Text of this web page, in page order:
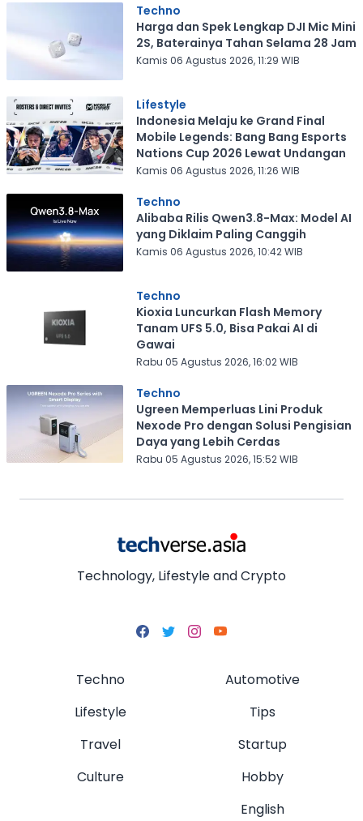
Techno
Harga dan Spek Lengkap DJI Mic Mini
2S, Baterainya Tahan Selama 28 Jam
Kamis 06 Agustus 2026, 11:29 WIB
Lifestyle
Indonesia Melaju ke Grand Final
Mobile Legends: Bang Bang Esports
Nations Cup 2026 Lewat Undangan
Kamis 06 Agustus 2026, 11:26 WIB
Techno
Alibaba Rilis Qwen3.8-Max: Model AI
yang Diklaim Paling Canggih
Kamis 06 Agustus 2026, 10:42 WIB
Techno
Kioxia Luncurkan Flash Memory
Tanam UFS 5.0, Bisa Pakai AI di
Gawai
Rabu 05 Agustus 2026, 16:02 WIB
Techno
Ugreen Memperluas Lini Produk
Nexode Pro dengan Solusi Pengisian
Daya yang Lebih Cerdas
Rabu 05 Agustus 2026, 15:52 WIB
Technology, Lifestyle and Crypto
Techno
Lifestyle
Travel
Culture
Automotive
Tips
Startup
Hobby
English